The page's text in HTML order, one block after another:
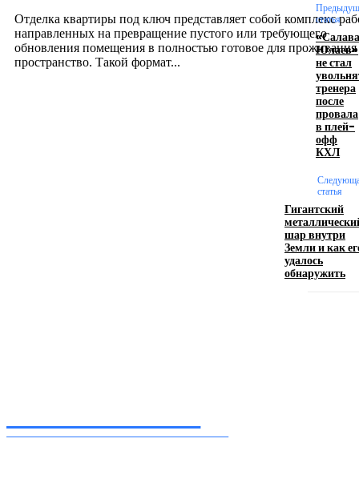
Отделка квартиры под ключ представляет собой комплекс
направленных на превращение пустого или требующего
обновления помещения в полностью готовое для проживания
пространство. Такой формат...
логотипом: эффективный инструмент бренда
Девушка в бокале: легендарный номер бурлеска
статья
Юлаев»
не стал
тренера
после
провала
в плей-
офф
КХЛ
статья
Гигантский
шар внутри
Земли и как
удалось
обнаружить